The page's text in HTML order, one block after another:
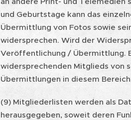
und Geburtstage kann das
Übermittlung von Fotos sowie
widersprechen. Wird der
Veröffentlichung / Übermittlung.
widersprechenden Mitglieds von
Übermittlungen in diesem
(9) Mitgliederlisten werden als
herausgegeben, soweit deren